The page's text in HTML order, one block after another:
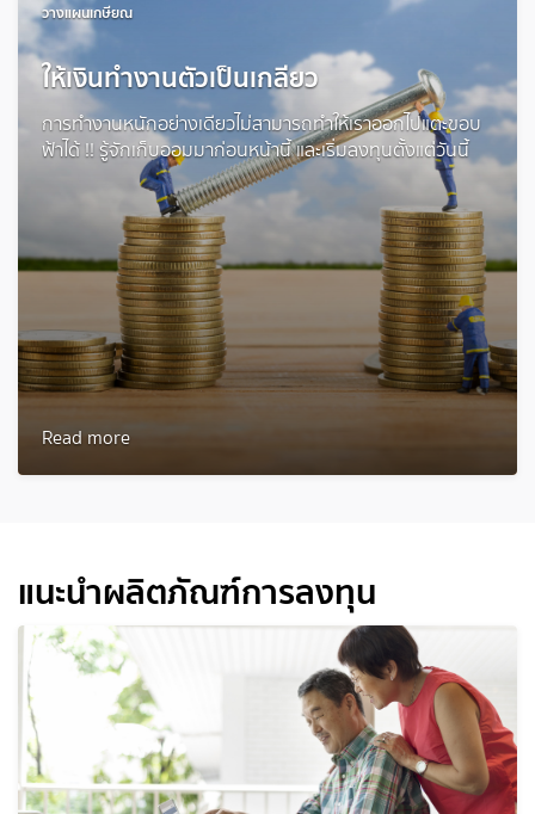
วางแผนเกษียณ
ให้เงินทำงานตัวเป็นเกลียว
การทำงานหนักอย่างเดียวไม่สามารถทำให้เราออกไปแตะขอบ
ฟ้าได้ !! รู้จักเก็บออมมาก่อนหน้านี้ และเริ่มลงทุนตั้งแต่วันนี้
Read more
แนะนำผลิตภัณฑ์การลงทุน